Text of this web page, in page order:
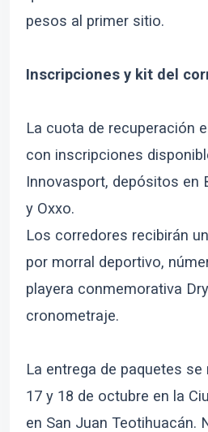
pesos al primer sitio.
Inscripciones y kit del
La cuota de recuperación
con inscripciones
Innovasport, depósitos en
y Oxxo.
Los corredores recibirán
por morral deportivo,
playera conmemorativa
cronometraje.
La entrega de paquetes
17 y 18 de octubre en la
en San Juan Teotihuacán.